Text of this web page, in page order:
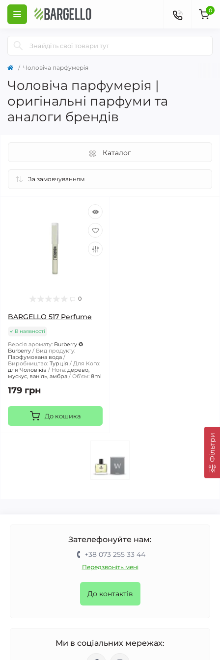
0
Чоловіча парфумерія
Чоловіча парфумерія |
оригінальні парфуми та
аналоги брендів
Фільтри
Каталог
0
BARGELLO 517 Perfume
В наявності
Версія аромату: Burberry ✪
Burberry
Вид продукту:
Парфумована вода
Виробництво: Турція
Для Кого:
для Чоловіків
Нота: дерево,
мускус, ваніль, амбра
Обʼєм: 8ml
179 грн
До кошика
Зателефонуйте нам:
+38 073 255 33 44
Передзвоніть мені
До контактів
Ми в соціальних мережах: